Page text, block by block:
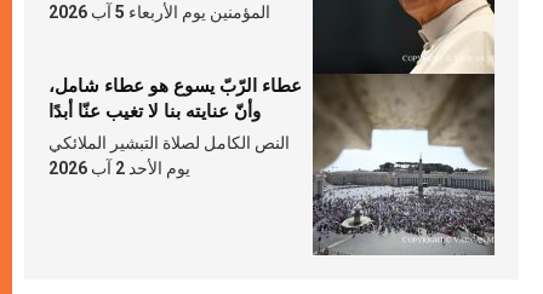
المؤمنين يوم الأربعاء 5 آب 2026
عطاء الرّبّ يسوع هو عطاء شامل،
وأنّ عنايته بنا لا تغيب عنّا أبدًا
النص الكامل لصلاة التبشير الملائكي
يوم الأحد 2 آب 2026